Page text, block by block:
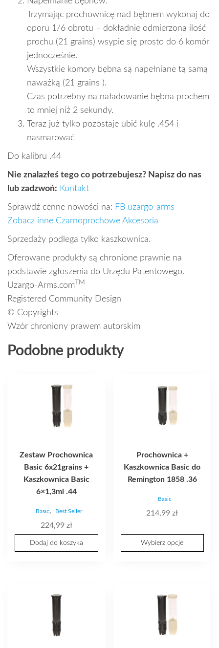
Trzymając prochownicę nad bębnem wykonaj do
oporu 1/6 obrotu – dokładnie odmierzona ilość
prochu (21 grains) wsypie się prosto do 6 komór
jednocześnie.
Wszystkie komory bębna są napełniane tą samą
naważką (21 grains ).
Czas potrzebny na naładowanie bębna prochem
to mniej niż 2 sekundy.
Teraz już tylko pozostaje ubić kulę .454 i
nasmarować
Do kalibru .44
Nie znalazłeś tego co potrzebujesz? Napisz do nas
lub zadzwoń: Kontakt
Sprawdź cenne nowości na: FB uzargo-arms
Zobacz inne Czarnoprochowe Akcesoria
Sprzedaży podlega tylko kaszkownica.
Oferowane produkty są chronione prawnie na
podstawie zgłoszenia do Urzędu Patentowego.
Uzargo-Arms.com TM
Registered Community Design
© Copyrights
Wzór chroniony prawem autorskim
Podobne produkty
Zestaw Prochownica
Basic 6x21grains +
Kaszkownica Basic
6×1,3ml .44
Basic, Best Seller
224,99 zł
Dodaj do koszyka
Prochownica +
Kaszkownica Basic do
Remington 1858 .36
Basic
214,99zł
Wybierz opcje